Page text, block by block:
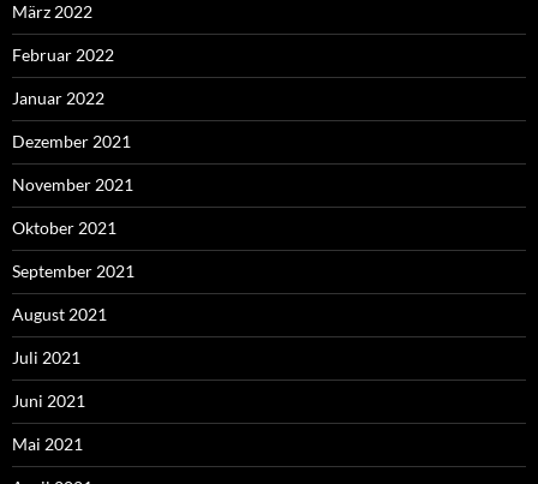
März 2022
Februar 2022
Januar 2022
Dezember 2021
November 2021
Oktober 2021
September 2021
August 2021
Juli 2021
Juni 2021
Mai 2021